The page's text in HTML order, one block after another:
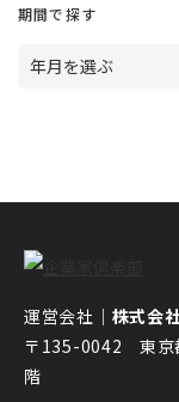
期間で探す
年月を選ぶ
運営会社｜ 株式会
〒135-0042 東京
階